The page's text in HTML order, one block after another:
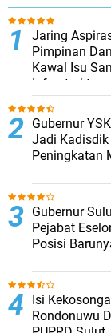
Jaring
Pimpinan
Kawal Isu
Infrastruktur
Gubernur
Jadi Kadisdik
Peningkatan
​Gubernur
Pejabat
Posisi
Isi
Rondonuwu